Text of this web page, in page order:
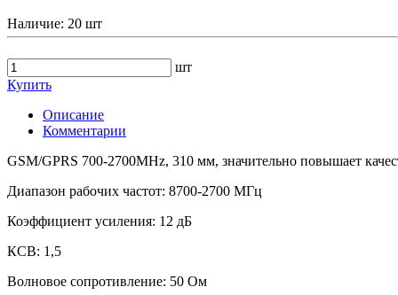
Наличие: 20 шт
шт
Купить
Описание
Комментарии
GSM/GPRS 700-2700MHz, 310 мм, значительно повышает
Диапазон рабочих частот: 8700-2700 МГц
Коэффициент усиления: 12 дБ
КСВ: 1,5
Волновое сопротивление: 50 Ом